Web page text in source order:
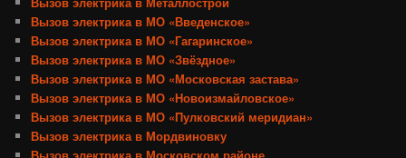
Вызов электрика в МО «Введенское»
Вызов электрика в МО «Гагаринское»
Вызов электрика в МО «Звёздное»
Вызов электрика в МО «Московская застава»
Вызов электрика в МО «Новоизмайловское»
Вызов электрика в МО «Пулковский меридиан»
Вызов электрика в Мордвиновку